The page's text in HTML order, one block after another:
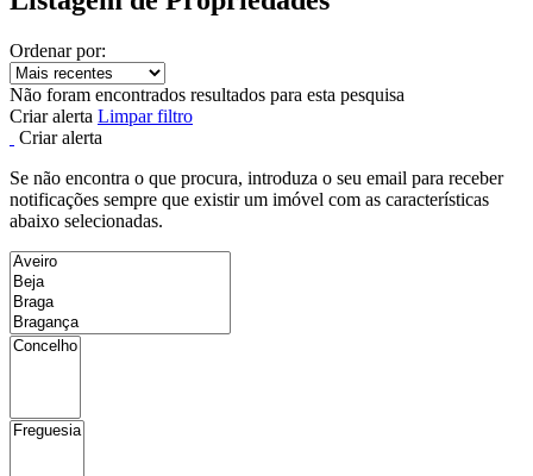
Ordenar por:
Não foram encontrados resultados para esta pesquisa
Criar alerta Limpar filtro
Criar alerta
Se não encontra o que procura, introduza o seu email para receber
notificações sempre que existir um imóvel com as características
abaixo selecionadas.